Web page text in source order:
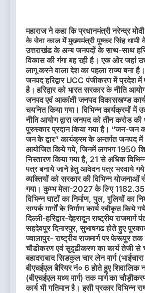
महाराज ने कहा कि प्रधानमंत्री नरेन्द्र
के सेवा काल में मुख्यमंत्री पुष्कर सिंह धामी
उत्तराखंड के अन्य जनपदों के साथ-साथ
विकास की गंगा बह रही है। एक ओर जहां
लागू करने वाला देश का पहला राज्य बना
जनपद हरिद्वार UCC पंजीकरण में प्रदेश
है। हरिद्वार को भारत सरकार के नीति आयोग
जनपद एवं आकांक्षी जनपद विकासखण्ड
चयनित किया गया। विभिन्न कार्यक्रमों में
नीति आयोग द्वारा जनपद को तीन करोड की
पुरुस्कार प्रदान किया गया है। “जन-जन
जन के द्वार” कार्यक्रम के अन्तर्गत जनपद में
आयोजित किये गये, जिनमें लगभग 1950
निस्तारण किया गया है, 21 से अधिक
पत्र बनाये जाने हेतु आवेदन पत्र भरवाये
व्यक्तियों को सरकार की विभिन्न योजनाओं
गया। कुम्भ मेला-2027 के लिए 1182.35
विभिन्न घाटों का निर्माण, पुल, पुलियों का
सम्पर्क मार्गों के निर्माण कार्य स्वीकृत किये
दिल्ली-हरिद्वार-देहरादून राष्ट्रीय
सहदेवपुर दिनारपुर, सुभाषगढ होते हुए
ज्वालापुर- राष्ट्रीय राजमार्ग पर फेरूपुर
चौडीकरण एवं सुदृढीकरण का कार्य तेजी से
बहादराबाद सिडकुल चार लेन मार्ग
बीएचईएल बैरियर नं० 6 होते हुए शिवालिक
(बीएचईएल मध्य मार्ग) तक मार्ग का
कार्य भी गतिमान है। इसी प्रकार विभिन्न